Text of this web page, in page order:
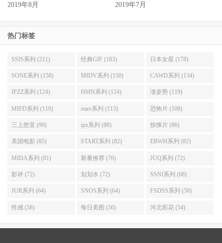
2019年8月
2019年7月
热门标签
SSIS系列 (211) 经典GIF (183) 日本女星 (178)
SONE系列 (158) MIDV系列 (150) CAWD系列 (134)
IPZZ系列 (124) HMN系列 (124) 涨姿势 (119)
MIFD系列 (119) stars系列 (113) 恐怖片 (108)
三上悠亚 (90) ipx系列 (88) 惊悚片 (86)
美国电影 (85) START系列 (82) EBWH系列 (82)
MIDA系列 (81) 新番推荐 (76) JUQ系列 (72)
影评 (72) 划划水 (72) SSNI系列 (68)
JUR系列 (64) SNOS系列 (64) FSDSS系列 (58)
性感 (58) 每日美图 (56) 河北彩花 (54)